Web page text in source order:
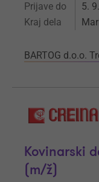
Prijave do 5.
Kraj dela
BARTOG d.o.o.
Kovinarski
(m/ž)